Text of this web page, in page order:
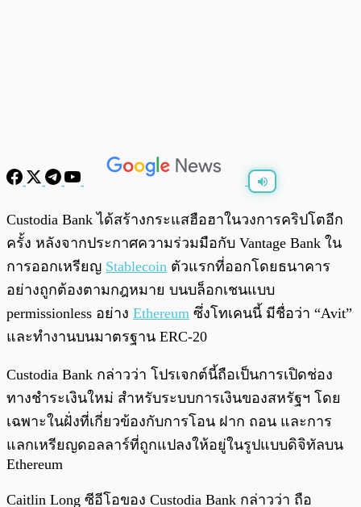
/ 0:00
Custodia Bank ได้สร้างกระแสฮือฮาในวงการคริปโตอีก
ครั้ง หลังจากประกาศความร่วมมือกับ Vantage Bank ใน
การออกเหรียญ Stablecoin ตัวแรกที่ออกโดยธนาคาร
อย่างถูกต้องตามกฎหมาย บนบล็อกเชนแบบ
permissionless อย่าง Ethereum ซึ่งโทเคนนี้ มีชื่อว่า “Avit”
และทำงานบนมาตรฐาน ERC-20
Custodia Bank กล่าวว่า โปรเจกต์นี้ถือเป็นการเปิดช่อง
ทางชำระเงินใหม่ สำหรับระบบการเงินของสหรัฐฯ โดย
เฉพาะในฝั่งที่เกี่ยวข้องกับการโอน ฝาก ถอน และการ
แลกเหรียญดอลลาร์ที่ถูกแปลงให้อยู่ในรูปแบบดิจิทัลบน
Ethereum
Caitlin Long ซีอีโอของ Custodia Bank กล่าวว่า ถือ